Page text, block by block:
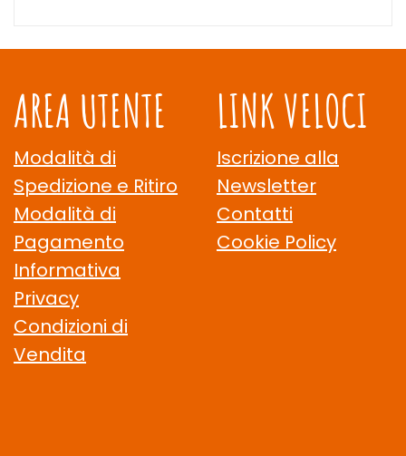
AREA UTENTE
Modalità di
Spedizione e Ritiro
Modalità di
Pagamento
Informativa
Privacy
Condizioni di
Vendita
LINK VELOCI
Iscrizione alla
Newsletter
Contatti
Cookie Policy